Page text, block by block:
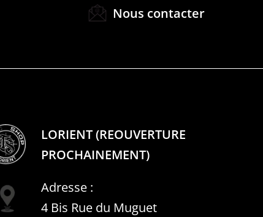
Nous contacter
LORIENT (REOUVERTURE
PROCHAINEMENT)
Adresse :
4 Bis Rue du Muguet